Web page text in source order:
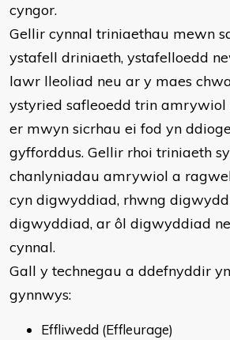
cyngor.
Gellir cynnal triniaethau mewn
ystafell driniaeth, ystafelloedd
lawr lleoliad neu ar y maes
ystyried safleoedd trin amrywiol
er mwyn sicrhau ei fod yn
gyfforddus. Gellir rhoi triniaeth
chanlyniadau amrywiol a
cyn digwyddiad, rhwng
digwyddiad, ar ôl digwyddiad
cynnal.
Gall y technegau a ddefnyddir
gynnwys:
Effliwedd (Effleurage)